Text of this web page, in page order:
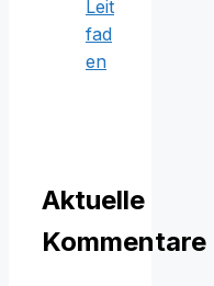
Leit
fad
en
Aktuelle
Kommentare